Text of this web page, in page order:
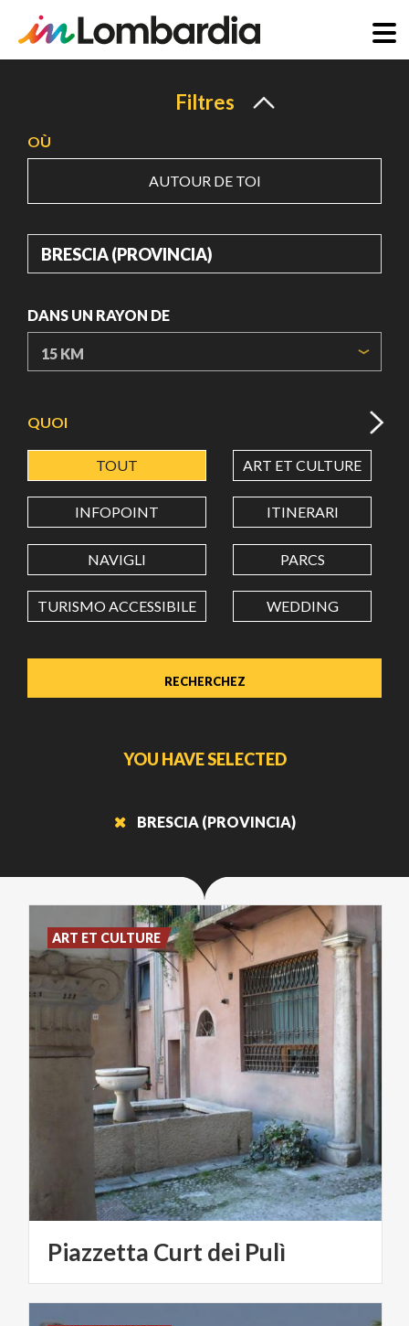
principal
Filtres
OÙ
AUTOUR DE TOI
OÙ
DANS UN RAYON DE
LATITUDE
LONGITUDE
Value in decimal degrees. Use dot (.) as decimal separator.
QUOI
TOUT ART ET CULTURE
INFOPOINT ITINERARI
NAVIGLI PARCS
TURISMO ACCESSIBILE WEDDING
YOU HAVE SELECTED
BRESCIA (PROVINCIA)
Piazzetta Curtdei Pulì
ART ET CULTURE